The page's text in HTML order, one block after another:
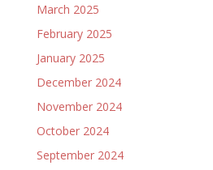
March 2025
February 2025
January 2025
December 2024
November 2024
October 2024
September 2024